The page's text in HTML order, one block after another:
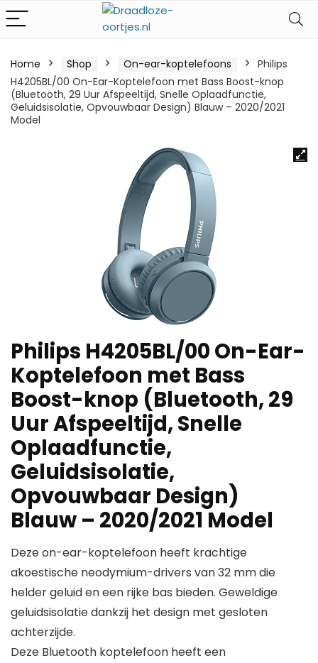
Home Shop On-ear-koptelefoons
Philips
H4205BL/00 On-Ear-Koptelefoon met Bass Boost-knop
(Bluetooth, 29 Uur Afspeeltijd, Snelle Oplaadfunctie,
Geluidsisolatie, Opvouwbaar Design) Blauw – 2020/2021
Model
Philips H4205BL/00 On-Ear-
Koptelefoon met Bass
Boost-knop (Bluetooth, 29
Uur Afspeeltijd, Snelle
Oplaadfunctie,
Geluidsisolatie,
Opvouwbaar Design)
Blauw – 2020/2021 Model
Deze on-ear-koptelefoon heeft krachtige
akoestische neodymium-drivers van 32 mm die
helder geluid en een rijke bas bieden. Geweldige
geluidsisolatie dankzij het design met gesloten
achterzijde.
Deze Bluetooth koptelefoon heeft een